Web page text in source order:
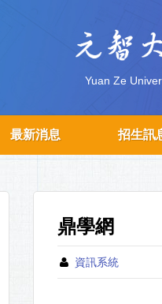
Yuan Ze
最新消息 招生訊
鼎學網
資訊系統